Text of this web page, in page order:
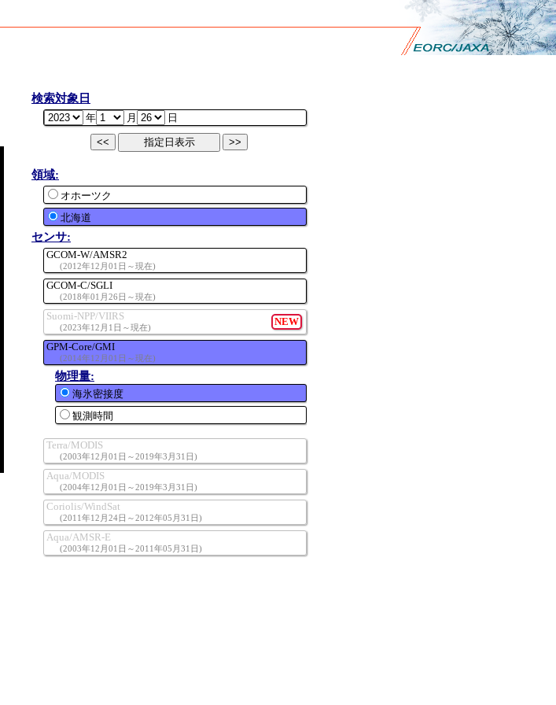
検索対象日
年 月 日
<< >>
領域:
オホーツク
北海道
センサ:
GCOM-W/AMSR2
(2012年12月01日～現在)
物理量:
海氷密接度
高解像度海氷密接度
海面水温
89GHz偏波比(PR89)
RGB(36V,36H,18V)
RGB(PR89,18V,36V)
GCOM-C/SGLI
(2018年01月26日～現在)
物理量:
RGB1(VN8,VN5,VN3)
RGB2(VN5,VN11,SW3
RGB3(
熱赤外(TIR1
オホーツク海海氷分布
Suomi-NPP/VIIRS
(2023年12月1日～現在)
NEW
物理量:
RGB1(M5,M4,M3)
RGB2(M4,M7,M10)
RGB3(M10,M9,M7)
熱赤外(M15)
観測時間
GPM-Core/GMI
(2014年12月01日～現在)
物理量:
海氷密接度
観測時間
Terra/MODIS
(2003年12月01日～2019年3月31日)
物理量:
RGB(555nm,859nm,1240nm)
雲フラグ
Aqua/MODIS
(2004年12月01日～2019年3月31日)
物理量:
RGB(555nm,859nm,1240nm)
雲フラグ
Coriolis/WindSat
(2011年12月24日～2012年05月31日)
物理量:
海氷密接度
Aqua/AMSR-E
(2003年12月01日～2011年05月31日)